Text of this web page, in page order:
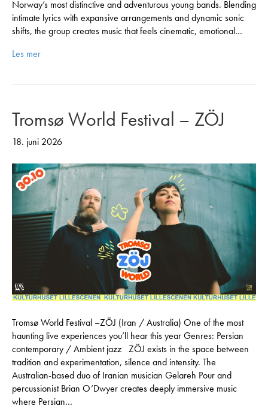
Norway’s most distinctive and adventurous young bands. Blending
intimate lyrics with expansive arrangements and dynamic sonic
shifts, the group creates music that feels cinematic, emotional…
Les mer
Tromsø World Festival – ZÖJ
18. juni 2026
Tromsø World Festival –ZÖJ (Iran / Australia) One of the most
haunting live experiences you’ll hear this year Genres: Persian
contemporary / Ambient jazz ZÖJ exists in the space between
tradition and experimentation, silence and intensity. The
Australian-based duo of Iranian musician Gelareh Pour and
percussionist Brian O’Dwyer creates deeply immersive music
where Persian…